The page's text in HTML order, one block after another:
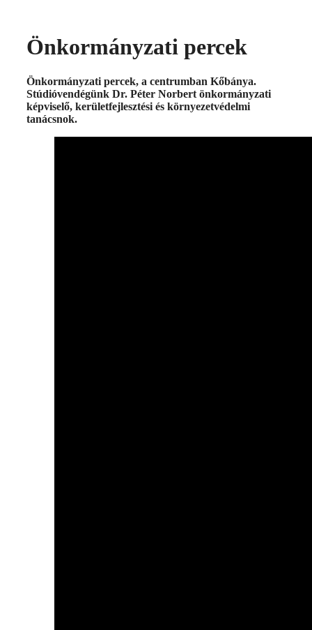
Önkormányzati percek
Önkormányzati percek, a centrumban Kőbánya.
Stúdióvendégünk Dr. Péter Norbert önkormányzati
képviselő, kerületfejlesztési és környezetvédelmi
tanácsnok.